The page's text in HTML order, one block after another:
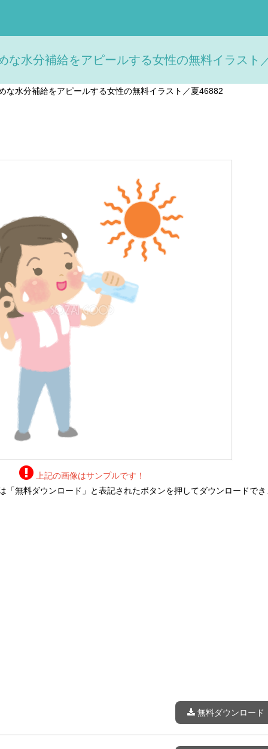
な水分補給をアピールする女性の無料イラスト
な水分補給をアピールする女性の無料イラスト／夏46882
上記の画像はサンプルです！
「無料ダウンロード」と表記されたボタンを押してダウンロードでき
無料ダウンロード